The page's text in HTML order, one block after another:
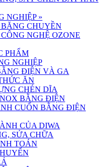
NGHIỆP »
CHUYỀN
NGHỆ OZONE
PHẨM
NGHIỆP
ĐIỆN VÀ GA
ĂN
CHÉN DĨA
BẰNG ĐIỆN
CUỐN BẰNG ĐIỆN
CỦA DIWA
SỬA CHỮA
TOÁN